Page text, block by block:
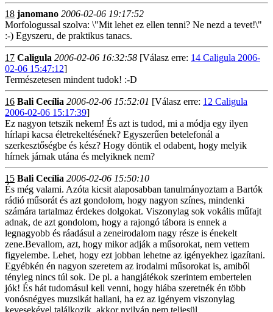
18 janomano 2006-02-06 19:17:52
Morfologussal szolva: \"Mit lehet ez ellen tenni? Ne nezd a tevet!\"
:-) Egyszeru, de praktikus tanacs.
17 Caligula 2006-02-06 16:32:58 [Válasz erre: 14 Caligula 2006-
02-06 15:47:12]
Természetesen mindent tudok! :-D
16 Bali Cecília 2006-02-06 15:52:01 [Válasz erre: 12 Caligula
2006-02-06 15:17:39]
Ez nagyon tetszik nekem! És azt is tudod, mi a módja egy ilyen
hírlapi kacsa életrekeltésének? Egyszerűen betelefonál a
szerkesztőségbe és kész? Hogy döntik el odabent, hogy melyik
hírnek járnak utána és melyiknek nem?
15 Bali Cecília 2006-02-06 15:50:10
És még valami. Azóta kicsit alaposabban tanulmányoztam a Bartók
rádió műsorát és azt gondolom, hogy nagyon színes, mindenki
számára tartalmaz érdekes dolgokat. Viszonylag sok vokális műfajt
adnak, de azt gondolom, hogy a rajongó tábora is ennek a
legnagyobb és ráadásul a zeneirodalom nagy része is énekelt
zene.Bevallom, azt, hogy mikor adják a műsorokat, nem vettem
figyelembe. Lehet, hogy ezt jobban lehetne az igényekhez igazítani.
Egyébkén én nagyon szeretem az irodalmi műsorokat is, amiből
tényleg nincs túl sok. De pl. a hangjátékok szerintem embertelen
jók! És hát tudomásul kell venni, hogy hiába szeretnék én több
vonósnégyes muzsikát hallani, ha ez az igényem viszonylag
kevesekével találkozik, akkor nyilván nem teljesül.